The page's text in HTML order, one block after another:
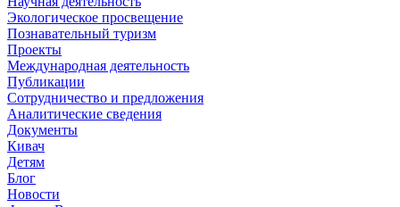
Экологическое просвещение
Познавательный туризм
Проекты
Международная деятельность
Публикации
Сотрудничество и предложения
Аналитические сведения
Документы
Кивач
Детям
Блог
Новости